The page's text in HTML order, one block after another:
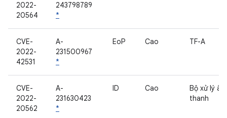
2022-
20564
243798789
*
CVE-
2022-
42531
A-
231500967
*
EoP Cao TF-A
CVE-
2022-
20562
A-
231630423
*
ID Cao
Bộ xử lý âm
thanh